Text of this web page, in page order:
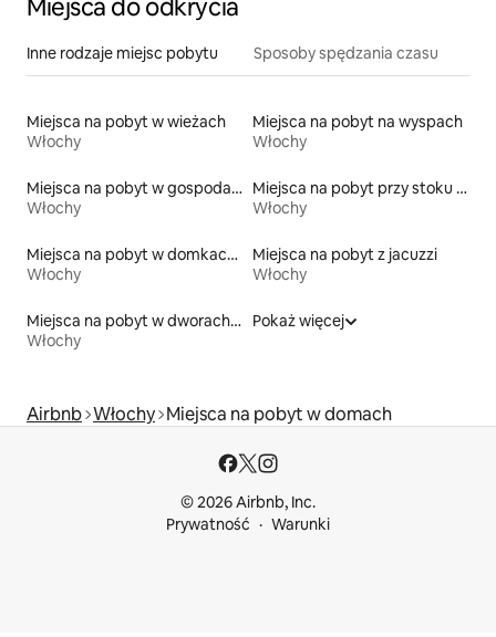
Miejsca do odkrycia
Inne rodzaje miejsc pobytu Sposoby spędzania czasu
Miejsca na pobyt w wieżach
Włochy
Miejsca na pobyt na wyspach
Włochy
Miejsca na pobyt w gospodarstwach agroturystycznych
Włochy
Miejsca na pobyt przy stoku narciarskim
Włochy
Miejsca na pobyt w domkach ekologicznych na łonie przyrody
Włochy
Miejsca na pobyt z jacuzzi
Włochy
Miejsca na pobyt w dworach i rezydencjach
Włochy
Pokaż więcej
Airbnb Włochy Miejsca na pobyt w domach
© 2026 Airbnb, Inc.
Prywatność
Warunki